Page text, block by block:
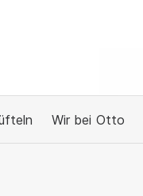
Wir bei Otto